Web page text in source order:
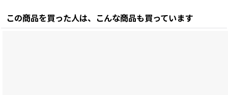
この商品を買った人は、こんな商品も買っています